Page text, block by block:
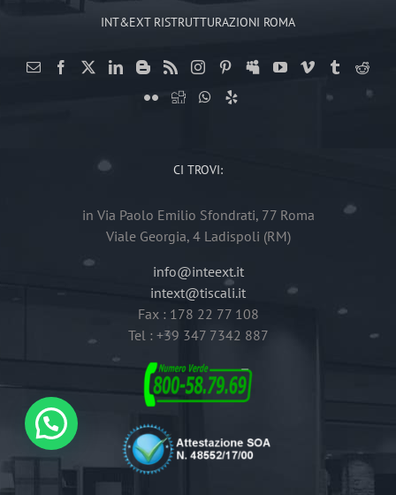
INT&EXT RISTRUTTURAZIONI ROMA
CI TROVI:
in Via Paolo Emilio Sfondrati, 77 Roma
Viale Georgia, 4 Ladispoli (RM)
info@inteext.it
intext@tiscali.it
Fax : 178 22 77 108
Tel : +39 347 7342 887